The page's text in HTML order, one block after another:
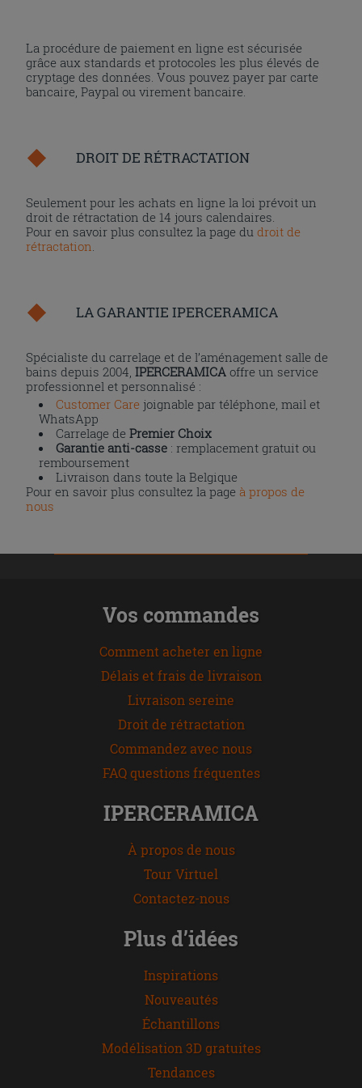
La procédure de paiement en ligne est sécurisée
grâce aux standards et protocoles les plus élevés de
cryptage des données. Vous pouvez payer par carte
bancaire, Paypal ou virement bancaire.
DROIT DE RÉTRACTATION
Seulement pour les achats en ligne la loi prévoit un
droit de rétractation de 14 jours calendaires.
Pour en savoir plus consultez la page dudroit de
rétractation
LA GARANTIE IPERCERAMICA
Spécialiste du carrelage et de l’aménagement salle de
bains depuis 2004,IPERCERAMICA offre un service
professionnel et personnalisé :
Customer Care joignable par téléphone, mail et
WhatsApp
Carrelage dePremier Choix
Garantie anti-casse : remplacement gratuit ou
remboursement
Livraison dans toute la Belgique
Pour en savoir plus consultez la page à propos de
nous
Vos commandes
Comment acheter en ligne
Délais et frais de livraison
Livraison sereine
Droit de rétractation
Commandez avec nous
FAQ questions fréquentes
IPERCERAMICA
À propos de nous
Tour Virtuel
Contactez-nous
Plus d’idées
Inspirations
Nouveautés
Échantillons
Modélisation 3D gratuites
Tendances